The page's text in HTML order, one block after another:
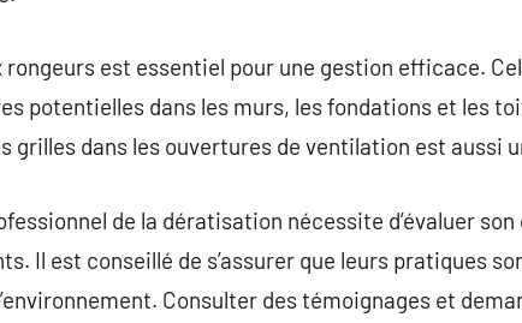
rongeurs est essentiel pour une gestion efficace.
potentielles dans les murs, les fondations et les
grilles dans les ouvertures de ventilation est aussi
de la dératisation nécessite d’évaluer
Il est conseillé de s’assurer que leurs pratiques
Consulter des témoignages et